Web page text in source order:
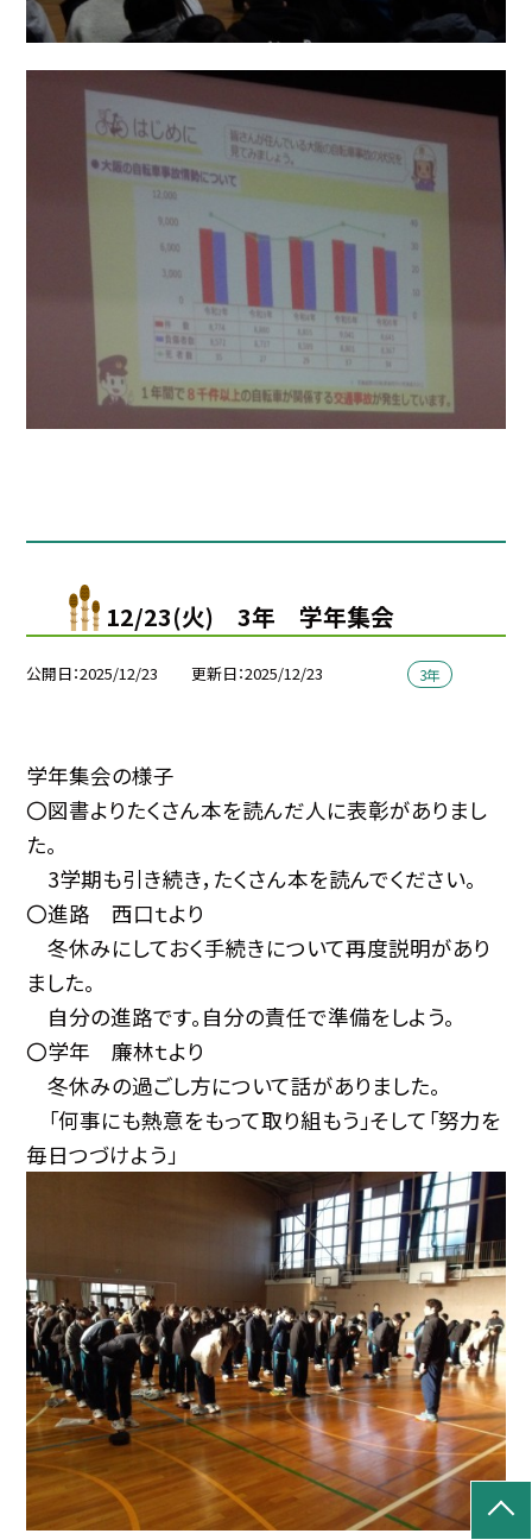
12/23(火) 3年 学年集会
公開日 2025/12/23 更新日 2025/12/23 3年
学年集会の様子
〇図書よりたくさん本を読んだ人に表彰がありまし
た。
3学期も引き続き，たくさん本を読んでください。
〇進路 西口ｔより
冬休みにしておく手続きについて再度説明があり
ました。
自分の進路です。自分の責任で準備をしよう。
〇学年 廉林ｔより
冬休みの過ごし方について話がありました。
「何事にも熱意をもって取り組もう」そして「努力を
毎日つづけよう」